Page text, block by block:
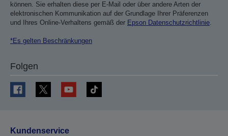
können. Sie erhalten diese per E-Mail oder über andere Arten der
elektronischen Kommunikation auf der Grundlage Ihrer Präferenzen
und Ihres Online-Verhaltens gemäß der Epson Datenschutzrichtlinie.
*Es gelten Beschränkungen
Folgen
Kundenservice